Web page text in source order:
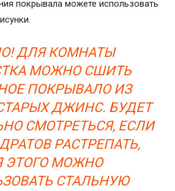
покрывала можете использовать
ДЛЯ КОМНАТЫ
МОЖНО СШИТЬ
ПОКРЫВАЛО ИЗ
ДЖИНС. БУДЕТ
СМОТРЕТЬСЯ, ЕСЛИ
РАСТРЕПАТЬ,
ЭТОГО МОЖНО
СТАЛЬНУЮ